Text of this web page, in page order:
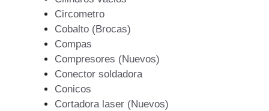
Circometro
Cobalto (Brocas)
Compas
Compresores (Nuevos)
Conector soldadora
Conicos
Cortadora laser (Nuevos)